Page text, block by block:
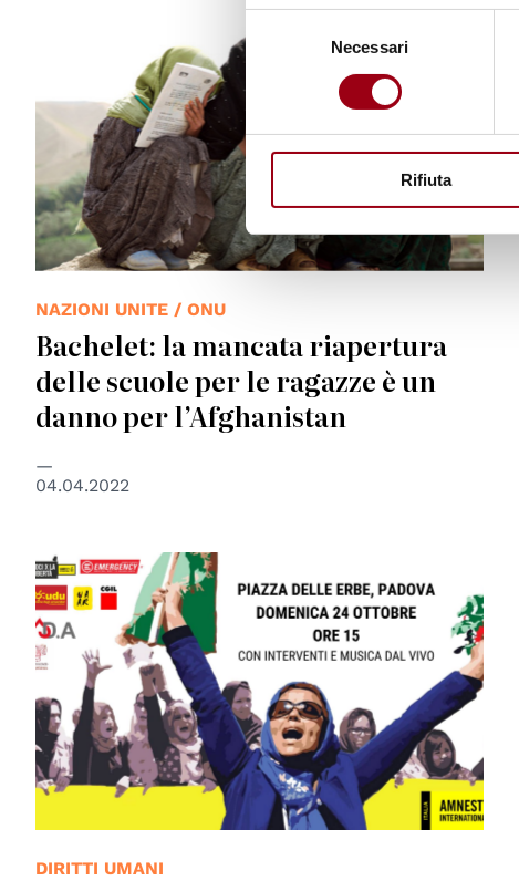
del
Necessari
Rifiuta
NAZIONI UNITE / ONU
Bachelet: la mancata riapertura
delle scuole per le ragazze è un
danno per l’Afghanistan
04.04.2022
DIRITTI UMANI